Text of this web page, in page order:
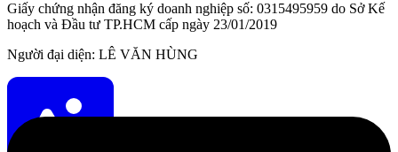
Giấy chứng nhận đăng ký doanh nghiệp số: 0315495959 do Sở Kế
hoạch và Đầu tư TP.HCM cấp ngày 23/01/2019
Người đại diện: LÊ VĂN HÙNG